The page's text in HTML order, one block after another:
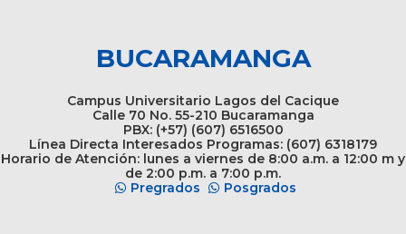
BUCARAMANGA
Campus Universitario Lagos del Cacique
Calle 70 No. 55-210 Bucaramanga
PBX: (+57) (607) 6516500
Línea Directa Interesados Programas: (607) 6318179
Horario de Atención: lunes a viernes de 8:00 a.m. a 12:00 m y
de 2:00 p.m. a 7:00 p.m.
Pregrados
Posgrados